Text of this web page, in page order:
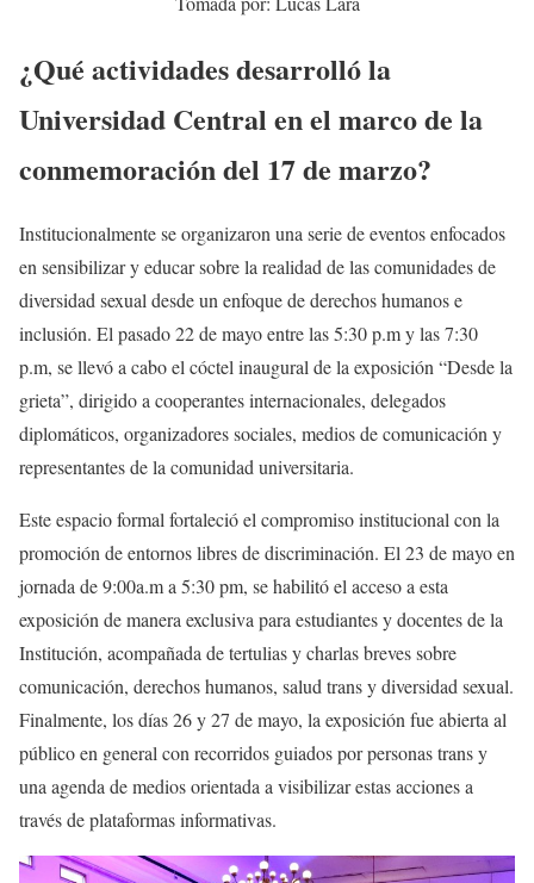
¿Qué actividades desarrolló la
Universidad Central en el marco de la
conmemoración del 17 de marzo?
Institucionalmente se organizaron una serie de eventos enfocados
en sensibilizar y educar sobre la realidad de las comunidades de
diversidad sexual desde un enfoque de derechos humanos e
inclusión. El pasado 22 de mayo entre las 5:30 p.m y las 7:30
p.m, se llevó a cabo el cóctel inaugural de la exposición “Desde la
grieta”, dirigido a cooperantes internacionales, delegados
diplomáticos, organizadores sociales, medios de comunicación y
representantes de la comunidad universitaria.
Este espacio formal fortaleció el compromiso institucional con la
promoción de entornos libres de discriminación. El 23 de mayo en
jornada de 9:00a.m a 5:30 pm, se habilitó el acceso a esta
exposición de manera exclusiva para estudiantes y docentes de la
Institución, acompañada de tertulias y charlas breves sobre
comunicación, derechos humanos, salud trans y diversidad sexual.
Finalmente, los días 26 y 27 de mayo, la exposición fue abierta al
público en general con recorridos guiados por personas trans y
una agenda de medios orientada a visibilizar estas acciones a
través de plataformas informativas.